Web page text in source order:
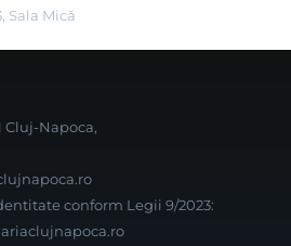
Sala Mică
Cluj-Napoca,
conform Legii 9/2023: